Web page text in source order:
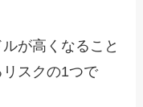
が高くなること
スクの1つで